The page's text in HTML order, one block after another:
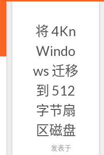
将 4Kn
Windo
ws 迁移
到 512
字节扇
区磁盘
发表于